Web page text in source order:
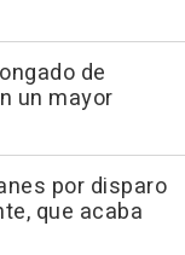
de
un mayor
por disparo
que acaba